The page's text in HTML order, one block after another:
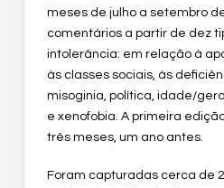
meses de julho a setembro
comentários a partir de dez
intolerância: em relação à
às classes sociais, às
misoginia, política, idade/
e xenofobia. A primeira
três meses, um ano antes.
Foram capturadas cerca de